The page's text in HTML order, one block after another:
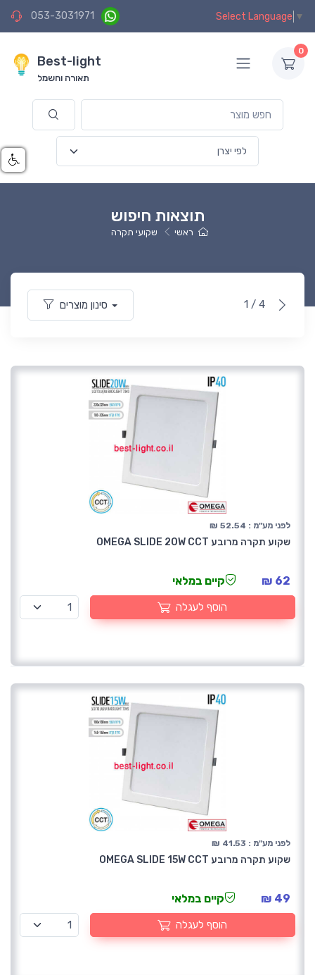
053-3031971 Select Language ▼
Best-light
תאורה וחשמל
0
תוצאות חיפוש
ראשי שקועי תקרה
סינון מוצרים 1 / 4
לפני מע"מ : 52.54 ₪
שקוע תקרה מרובע OMEGA SLIDE 20W CCT
62 ₪ קיים במלאי
הוסף לעגלה
לפני מע"מ : 41.53 ₪
שקוע תקרה מרובע OMEGA SLIDE 15W CCT
49 ₪ קיים במלאי
הוסף לעגלה